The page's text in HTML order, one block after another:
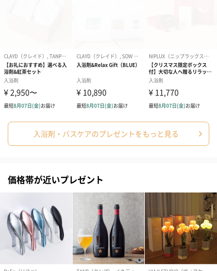
入浴剤・バスケアのプレゼントをもっと見る
価格帯が近いプレゼント